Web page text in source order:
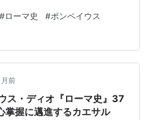
#ローマ史 #ポンペイウス
前
ス・ディオ『ローマ史』37
握に邁進するカエサル